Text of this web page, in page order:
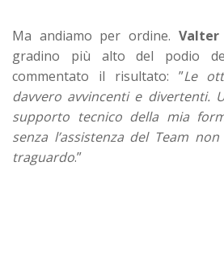
Ma andiamo per ordine. Valter
gradino più alto del podio
commentato il risultato: ”Le
davvero avvincenti e divertenti.
supporto tecnico della mia
senza l’assistenza del Team
traguardo.”